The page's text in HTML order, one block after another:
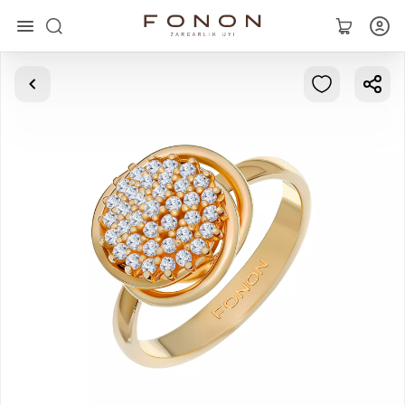
Главная